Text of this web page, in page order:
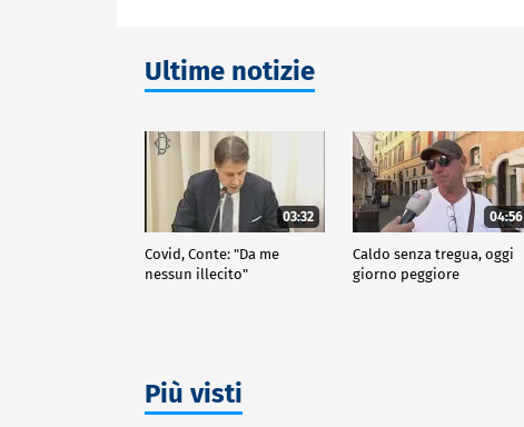
Ultime notizie
03:32
Covid, Conte: "Da me
nessun illecito"
04:56
Caldo senza tregua, oggi
giorno peggiore
Più visti